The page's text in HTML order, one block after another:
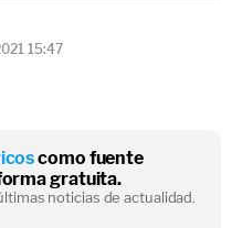
15:47
como fuente
gratuita.
noticias de actualidad.